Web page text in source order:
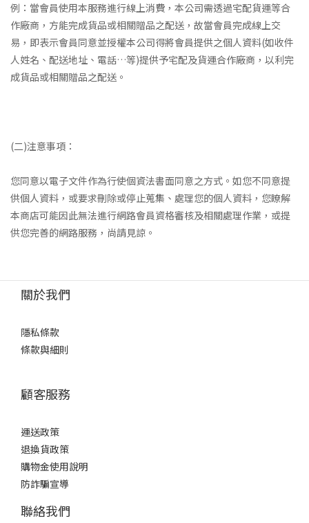
例：當會員使用本服務進行線上消費，本公司需透過宅配貨運等合
作廠商，方能完成貨品或相關贈品之配送，故當會員完成線上交
易，即表示會員同意並授權本公司得將會員提供之個人資料(如收件
人姓名、配送地址、電話…等)提供予宅配及貨運合作廠商，以利完
成貨品或相關贈品之配送。
(二)注意事項：
您同意以電子文件作為行使個資法書面同意之方式。如您不同意提
供個人資料，或要求刪除或停止蒐集、處理您的個人資料，您瞭解
本商店可能因此無法進行網路會員資格審核及相關處理作業，或提
供您完善的網路服務，尚請見諒。
關於我們
隱私條款
條款與細則
顧客服務
運送政策
退換貨政策
購物金使用說明
防詐騙宣導
聯絡我們